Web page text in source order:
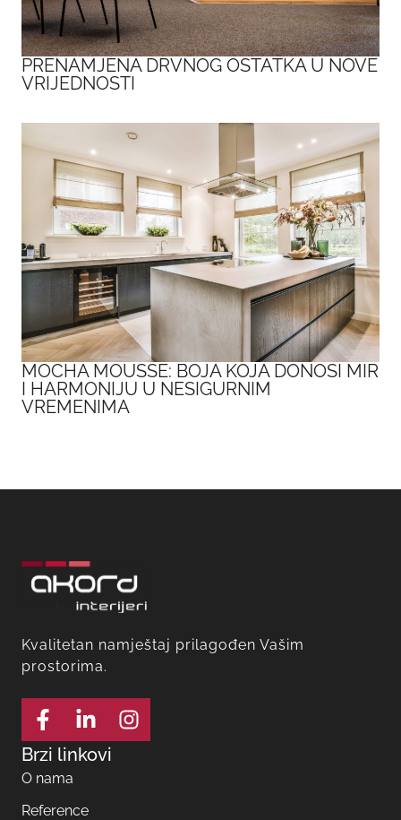
PRENAMJENA DRVNOG OSTATKA U NOVE
VRIJEDNOSTI
MOCHA MOUSSE: BOJA KOJA DONOSI MIR
I HARMONIJU U NESIGURNIM
VREMENIMA
Kvalitetan namještaj prilagođen Vašim
prostorima.
Brzi linkovi
O nama
Reference